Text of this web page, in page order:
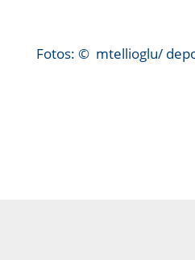
Fotos: © mtellioglu/